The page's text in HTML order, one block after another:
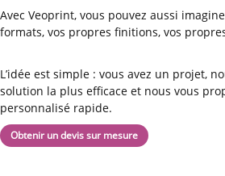
Avec Veoprint, vous pouvez aussi
formats, vos propres finitions, vos
L’idée est simple : vous avez un projet,
solution la plus efficace et nous vous
personnalisé rapide.
Obtenir un devis sur mesure